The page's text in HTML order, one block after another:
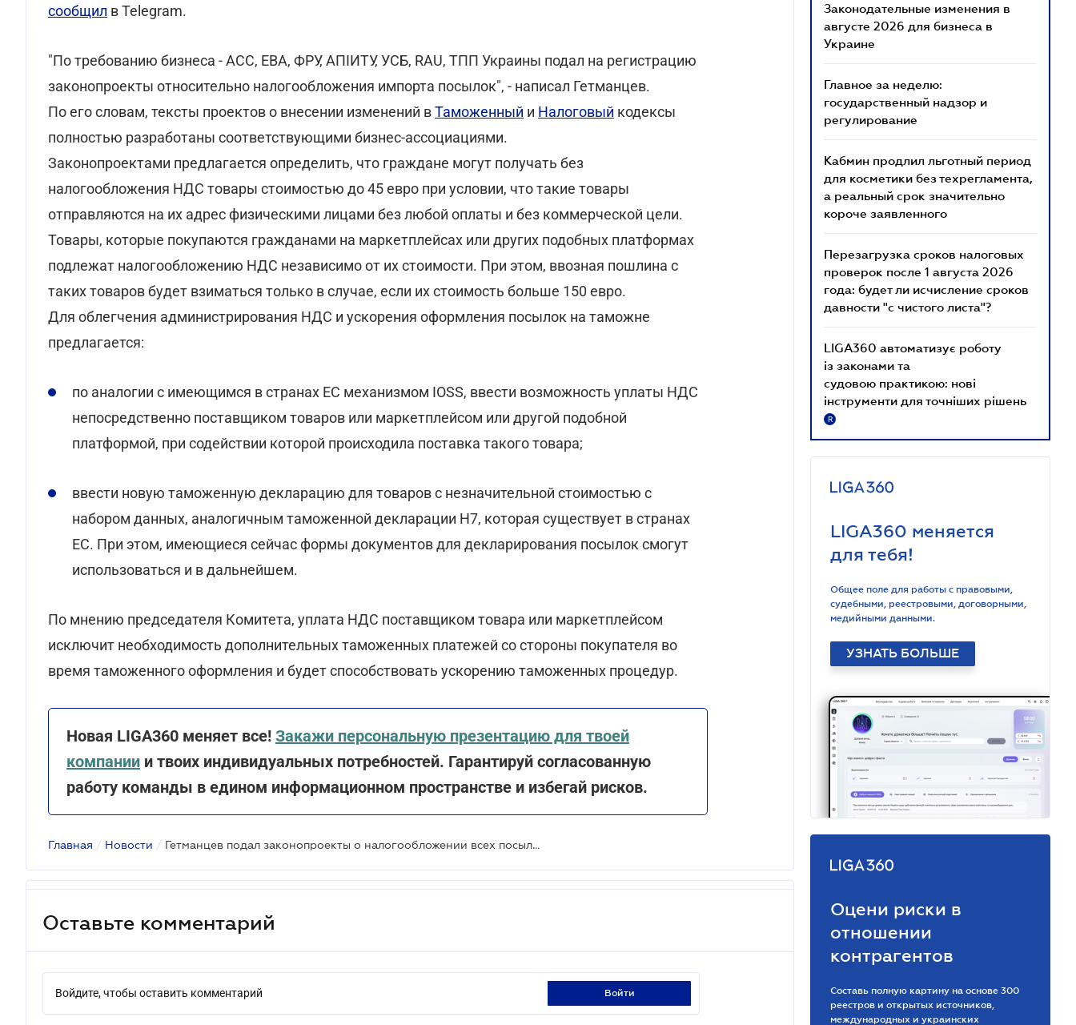
сообщил в Telegram.
"По требованию бизнеса - АСС, ЕВА, ФРУ, АПІИТУ, УСБ, RAU, ТПП Украины подал на регистрацию
законопроекты относительно налогообложения импорта посылок", - написал Гетманцев.
По его словам, тексты проектов о внесении изменений вТаможенный и Налоговый кодексы
полностью разработаны соответствующими бизнес-ассоциациями.
Законопроектами предлагается определить, что граждане могут получать без
налогообложения НДС товары стоимостью до 45 евро при условии, что такие товары
отправляются на их адрес физическими лицами без любой оплаты и без коммерческой цели.
Товары, которые покупаются гражданами на маркетплейсах или других подобных платформах
подлежат налогообложению НДС независимо от их стоимости. При этом, ввозная пошлина с
таких товаров будет взиматься только в случае, если их стоимость больше 150 евро.
Для облегчения администрирования НДС и ускорения оформления посылок на таможне
предлагается:
по аналогии с имеющимся в странах ЕС механизмом IOSS, ввести возможность уплаты НДС
непосредственно поставщиком товаров или маркетплейсом или другой подобной
платформой, при содействии которой происходила поставка такого товара;
ввести новую таможенную декларацию для товаров с незначительной стоимостью с
набором данных, аналогичным таможенной декларации Н7, которая существует в странах
ЕС. При этом, имеющиеся сейчас формы документов для декларирования посылок смогут
использоваться и в дальнейшем.
По мнению председателя Комитета, уплата НДС поставщиком товара или маркетплейсом
исключит необходимость дополнительных таможенных платежей со стороны покупателя во
время таможенного оформления и будет способствовать ускорению таможенных процедур.
Новая LIGA360 меняет все! Закажи персональную презентацию для твоей
компании и твоих индивидуальных потребностей. Гарантируй согласованную
работу команды в едином информационном пространстве и избегай рисков.
Главная / Новости / Гетманцев подал законопроекты о налогообложении всех посылок из-за границы
Оставьте комментарий
Войдите, чтобы оставить комментарий войти
Законодательные изменения в
августе 2026 для бизнеса в
Украине
Главное за неделю:
государственный надзор и
регулирование
Кабмин продлил льготный период
для косметики без техрегламента,
а реальный срок значительно
короче заявленного
Перезагрузка сроков налоговых
проверок после 1 августа 2026
года: будет ли исчисление сроков
давности "с чистого листа"?
LIGA360 автоматизує роботу
із законами та
судовою практикою: нові
інструменти для точніших рішень
R
LIGA360 меняется
для тебя!
Общее поле для работы с правовыми,
судебными, реестровыми, договорными,
медийными данными.
УЗНАТЬ БОЛЬШЕ
Оцени риски в
отношении
контрагентов
Составь полную картину на основе 300
реестров и открытых источников,
международных и украинских